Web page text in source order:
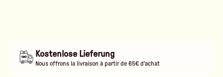
Kostenlose Lieferung
Nous offrons la livraison à partir de 65€ d'achat